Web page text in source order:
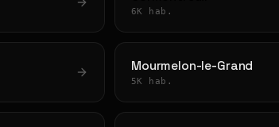
6K hab.
Mourmelon-le-Grand
5K hab.